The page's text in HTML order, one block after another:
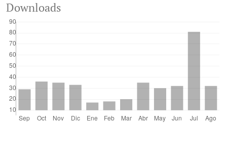
Downloads